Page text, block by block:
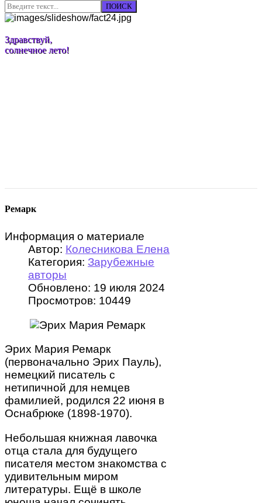
ПОИСК
Здравствуй,
солнечное лето!
Ремарк
Информация о материале
Автор: Колесникова Елена
Категория: Зарубежные
авторы
Обновлено: 19 июля 2024
Просмотров: 10449
Эрих Мария Ремарк
(первоначально Эрих Пауль),
немецкий писатель с
нетипичной для немцев
фамилией, родился 22 июня в
Оснабрюке (1898-1970).
Небольшая книжная лавочка
отца стала для будущего
писателя местом знакомства с
удивительным миром
литературы. Ещё в школе